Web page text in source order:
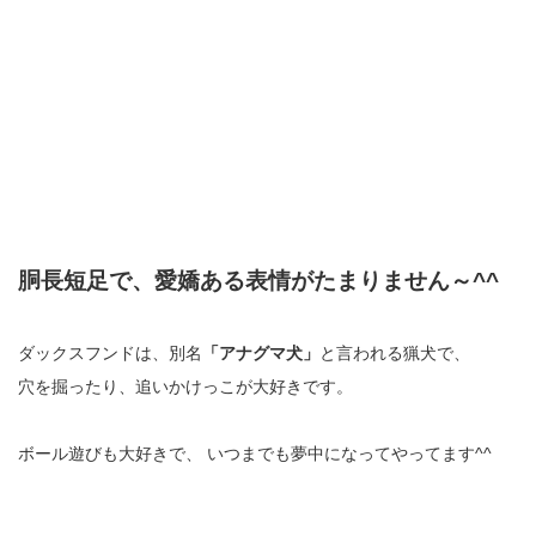
胴長短足で、愛嬌ある表情がたまりません～^^
ダックスフンドは、別名 「アナグマ犬」 と言われる猟犬で、
穴を掘ったり、追いかけっこが大好きです。
ボール遊びも大好きで、 いつまでも夢中になってやってます^^